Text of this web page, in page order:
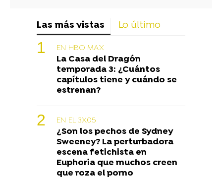
Las más vistas Lo último
EN HBO MAX
La Casa del Dragón
temporada 3: ¿Cuántos
capítulos tiene y cuándo se
estrenan?
EN EL 3X05
¿Son los pechos de Sydney
Sweeney? La perturbadora
escena fetichista en
Euphoria que muchos creen
que roza el porno